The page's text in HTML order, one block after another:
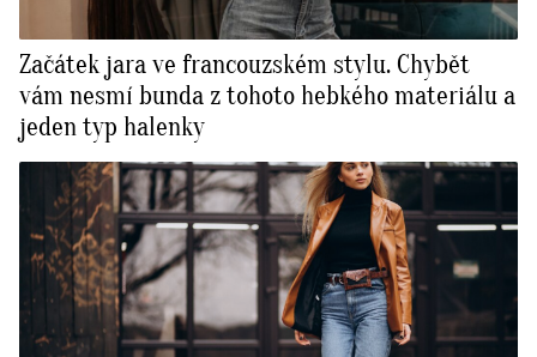
Začátek jara ve francouzském stylu. Chybět
vám nesmí bunda z tohoto hebkého materiálu a
jeden typ halenky